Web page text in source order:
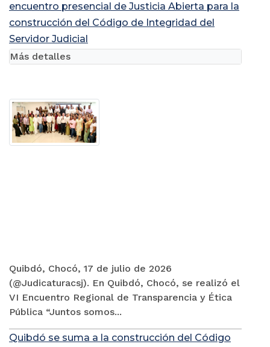
encuentro presencial de Justicia Abierta para la
construcción del Código de Integridad del
Servidor Judicial
Quibdó, Chocó, 17 de julio de 2026
(@Judicaturacsj). En Quibdó, Chocó, se realizó el
VI Encuentro Regional de Transparencia y Ética
Pública “Juntos somos...
Más detalles
Quibdó se suma a la construcción del Código